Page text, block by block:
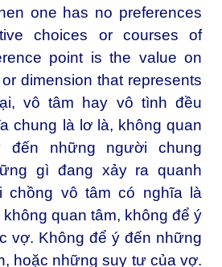
one has no preferences
choices or courses of
point is the value on
dimension that represents
vô tâm hay vô tình đều
chung là lơ là, không quan
những người chung
gì đang xảy ra quanh
chồng vô tâm có nghĩa là
quan tâm, không để ý
vợ. Không để ý đến những
hoặc những suy tư của vợ.